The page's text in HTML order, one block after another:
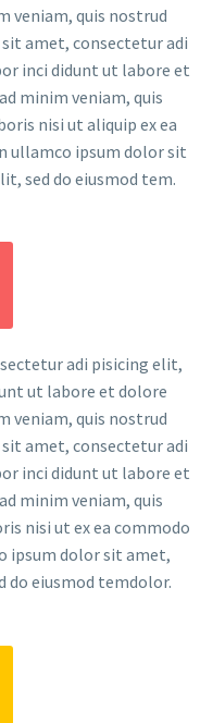
veniam, quis nostrud
amet, consectetur adi
inci didunt ut labore et
minim veniam, quis
nisi ut aliquip ex ea
ullamco ipsum dolor sit
sed do eiusmod tem.
adi pisicing elit,
ut labore et dolore
veniam, quis nostrud
amet, consectetur adi
inci didunt ut labore et
minim veniam, quis
nisi ut ex ea commodo
ipsum dolor sit amet,
do eiusmod temdolor.